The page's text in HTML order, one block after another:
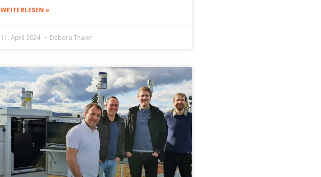
WEITERLESEN »
11. April 2024 Debora Thaler